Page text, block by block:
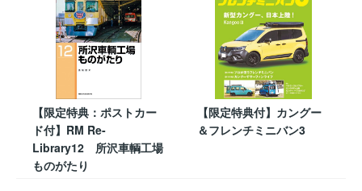
【限定特典：ポストカー
ド付】RM Re-
Library12 所沢車輌工場
ものがたり
【限定特典付】カングー
＆フレンチミニバン3